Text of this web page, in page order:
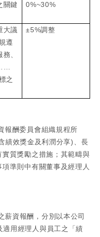
關鍵
0%~30%
大議
遵
、
之
±5%調整
報酬委員會組織規程所
績效獎金及利潤分享)
、長
質獎勵之措施；其範疇與
準則中有關董事及經理人
薪資報酬，分別以本公司
適用經理人與員工之「績